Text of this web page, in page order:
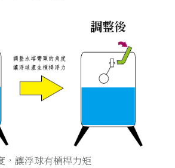
，讓浮球有槓桿力矩